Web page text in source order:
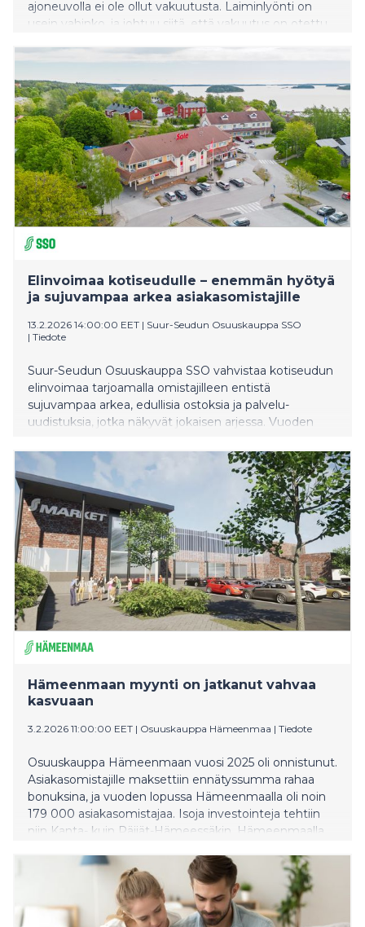
ajoneuvolla ei ole ollut vakuutusta. Laiminlyönti on
usein vahinko, ja johtuu siitä, että vakuutus on otettu
Elinvoimaa kotiseudulle – enemmän hyötyä
ja sujuvampaa arkea asiakasomistajille
13.2.2026 14:00:00 EET | Suur-Seudun Osuuskauppa SSO
| Tiedote
Suur-Seudun Osuuskauppa SSO vahvistaa kotiseudun
elinvoimaa tarjoamalla omistajilleen entistä
sujuvampaa arkea, edullisia ostoksia ja palvelu-
uudistuksia, jotka näkyvät jokaisen arjessa. Vuoden
hyvinvointiin panostaminen ovat tuoneet
konkreettista hyötyä asiakasomistajille – aina
digipalveluista lähikauppoihin ja nuorten
kesätyöpolkuun saakka.
Hämeenmaan myynti on jatkanut vahvaa
kasvuaan
3.2.2026 11:00:00 EET | Osuuskauppa Hämeenmaa | Tiedote
Osuuskauppa Hämeenmaan vuosi 2025 oli onnistunut.
Asiakasomistajille maksettiin ennätyssumma rahaa
bonuksina, ja vuoden lopussa Hämeenmaalla oli noin
179 000 asiakasomistajaa. Isoja investointeja tehtiin
niin Kanta- kuin Päijät-Hämeessäkin. Hämeenmaalla
koko henkilöstö saa ylimääräisen tulospalkkion viime